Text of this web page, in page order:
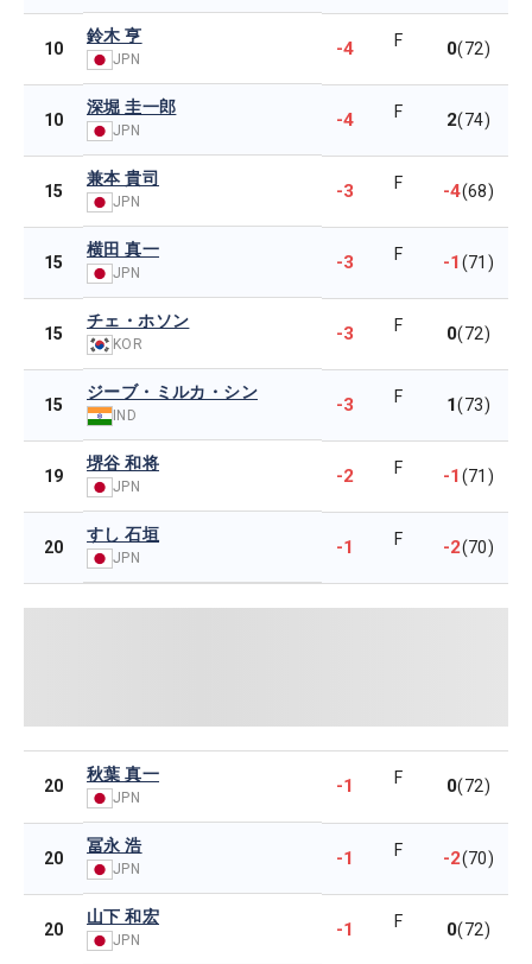
10
鈴木 亨
JPN -4 F 0(72)
10
深堀 圭一郎
JPN -4 F 2(74)
15
兼本 貴司
JPN -3 F -4(68)
15
横田 真一
JPN -3 F -1(71)
15
チェ・ホソン
KOR -3 F 0(72)
15
ジーブ・ミルカ・シン
IND -3 F 1(73)
19
堺谷 和将
JPN -2 F -1(71)
20
すし 石垣
JPN -1 F -2(70)
20
秋葉 真一
JPN
-1 F 0(72)
20
冨永 浩
JPN -1 F -2(70)
20
山下 和宏
JPN -1 F 0(72)